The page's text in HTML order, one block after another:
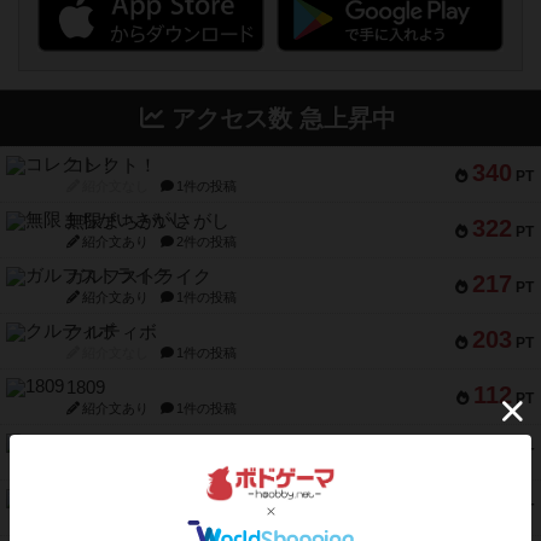
アクセス数 急上昇中
340 PT
コレクト！
1件の投稿
322 PT
無限まちがいさがし
紹介文あり 2件の投稿
217 PT
ガルフストライク
紹介文あり 1件の投稿
203 PT
クルティボ
1件の投稿
112 PT
1809
紹介文あり 1件の投稿
PT
3件の投稿
PT
モズビ－ズ・レイダ－ズ
1件の投稿